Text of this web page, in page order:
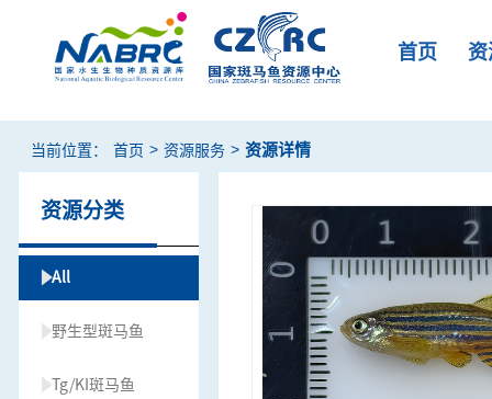
首页
当前位置： 首页 > 资源服务 > 资源详情
资源分类
All
野生型斑马鱼
Tg/KI斑马鱼